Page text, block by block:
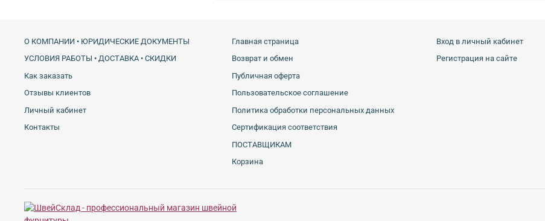
О КОМПАНИИ • ЮРИДИЧЕСКИЕ ДОКУМЕНТЫ
УСЛОВИЯ РАБОТЫ • ДОСТАВКА • СКИДКИ
Как заказать
Отзывы клиентов
Личный кабинет
Контакты
Главная страница
Возврат и обмен
Публичная оферта
Пользовательское соглашение
Политика обработки персональных данных
Сертификация соответствия
ПОСТАВЩИКАМ
Корзина
Вход в личный кабинет
Регистрация на сайте